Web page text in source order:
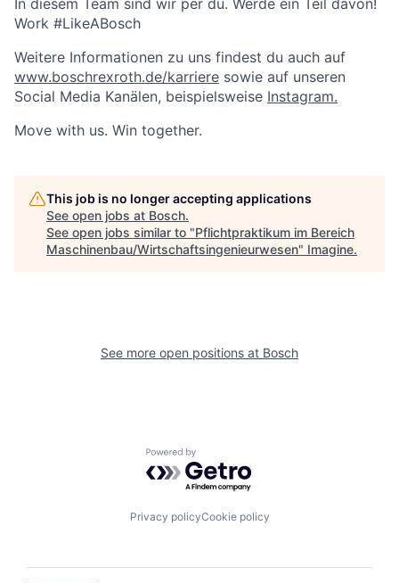
In diesem Team sind wir per du. Werde ein Teil davon!
Work #LikeABosch
Weitere Informationen zu uns findest du auch auf
www.boschrexroth.de/karriere sowie auf unseren
Social Media Kanälen, beispielsweise Instagram.
Move with us. Win together.
This job is no longer accepting applications
See open jobs at Bosch.
See open jobs similar to "Pflichtpraktikum im Bereich
Maschinenbau/Wirtschaftsingenieurwesen" Imagine.
See more open positions at Bosch
Powered by Getro.com
Privacy policyCookie policy